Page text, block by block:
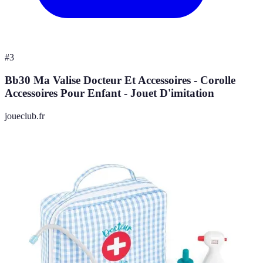
#3
Bb30 Ma Valise Docteur Et Accessoires - Corolle
Accessoires Pour Enfant - Jouet D'imitation
joueclub.fr